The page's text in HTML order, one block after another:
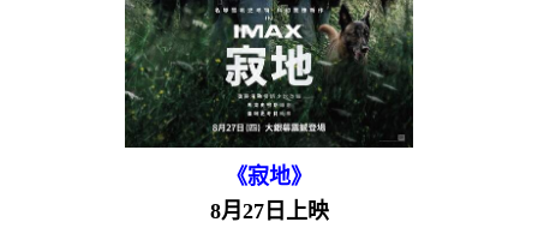
《寂地》
8月27日上映